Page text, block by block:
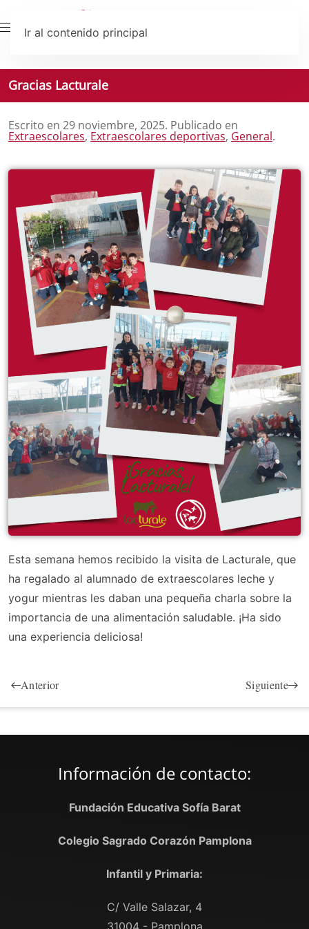
Ir al contenido principal
Gracias Lacturale
Escrito en 29 noviembre, 2025. Publicado en
Extraescolares, Extraescolares deportivas, General.
Esta semana hemos recibido la visita de Lacturale, que
ha regalado al alumnado de extraescolares leche y
yogur mientras les daban una pequeña charla sobre la
importancia de una alimentación saludable. ¡Ha sido
una experiencia deliciosa!
Anterior Siguiente
Información de contacto:
Fundación Educativa Sofía Barat
Colegio Sagrado Corazón Pamplona
Infantil y Primaria:
C/ Valle Salazar, 4
31004 - Pamplona